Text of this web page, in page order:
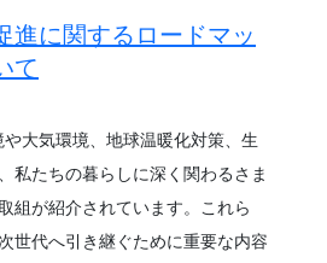
進に関するロードマッ
て
大気環境、地球温暖化対策、生
私たちの暮らしに深く関わるさま
組が紹介されています。これら
世代へ引き継ぐために重要な内容